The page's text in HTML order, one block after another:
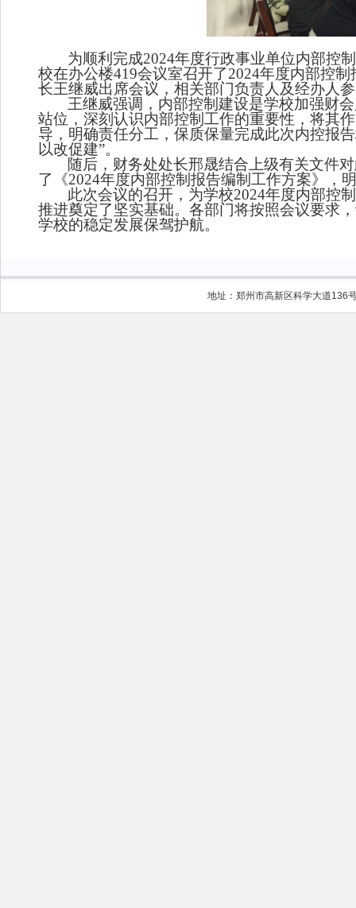
为顺利完成2024年度行政事业单位内部控
校在办公楼419会议室召开了2024年度内部控
长王继威出席会议，相关部门负责人 及经办人
王继威强调，内部控制 建设是学校加强财
站位，深刻认识内部控制工作的重要性，将其
导，明确责任分工， 保质保量完成此次内控报
以改促建”。
随后，财务处处长邢晟结合上级有关文件
了《2024年度内部控制报告编制工作方案》 ，
此次会议的召开，为学校2024年度内部控
推进奠定了坚实基础。各部门将按照会议要求
学校的稳定发展保驾护航。
地址：郑州市高新区科学大道136